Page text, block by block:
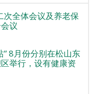
全体会议及养老保
议
” 8月份分别在松山东
举行，设有健康资